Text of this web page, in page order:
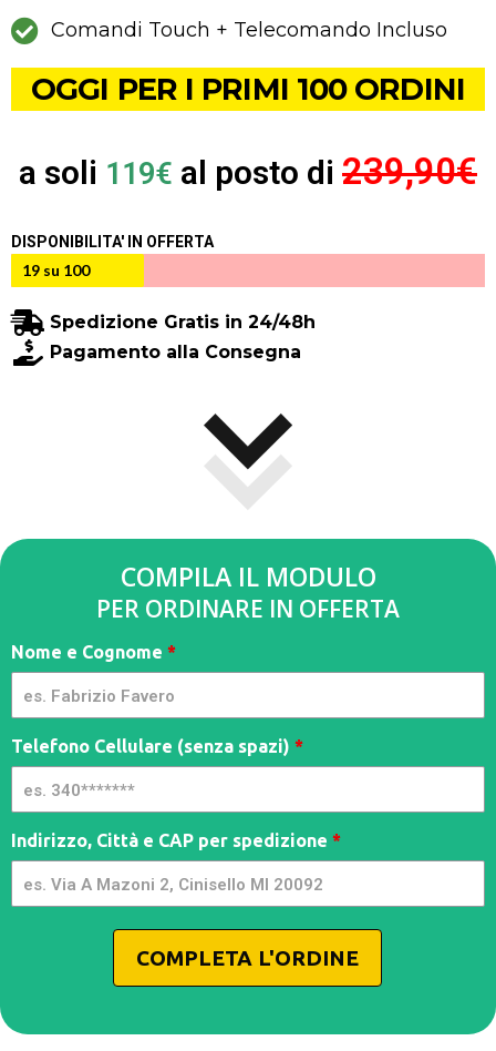
Comandi Touch + Telecomando Incluso
OGGI PER I PRIMI 100 ORDINI
a soli 119€ al posto di 239,90€
DISPONIBILITA' IN OFFERTA
19 su 100
Spedizione Gratis in 24/48h
Pagamento alla Consegna
COMPILA IL MODULO
PER ORDINARE IN OFFERTA
TrioFresh
-
Limitl3ss
- M
Nome e Cognome *
Telefono Cellulare (senza spazi) *
Indirizzo, Città e CAP per spedizione *
COMPLETA L'ORDINE